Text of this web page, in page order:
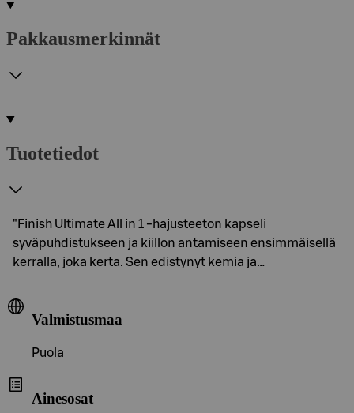
Pakkausmerkinnät
Tuotetiedot
"Finish Ultimate All in 1 -hajusteeton kapseli
syväpuhdistukseen ja kiillon antamiseen ensimmäisellä
kerralla, joka kerta. Sen edistynyt kemia ja…
Valmistusmaa
Puola
Ainesosat